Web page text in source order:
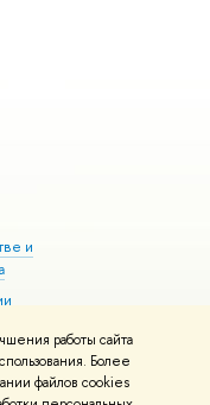
работы сайта
Более
файлов cookies
и